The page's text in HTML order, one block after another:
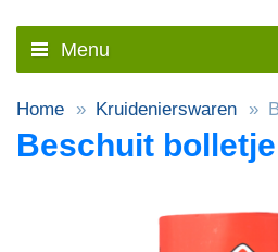
Menu
Home Kruidenierswaren
Beschuit bolletje